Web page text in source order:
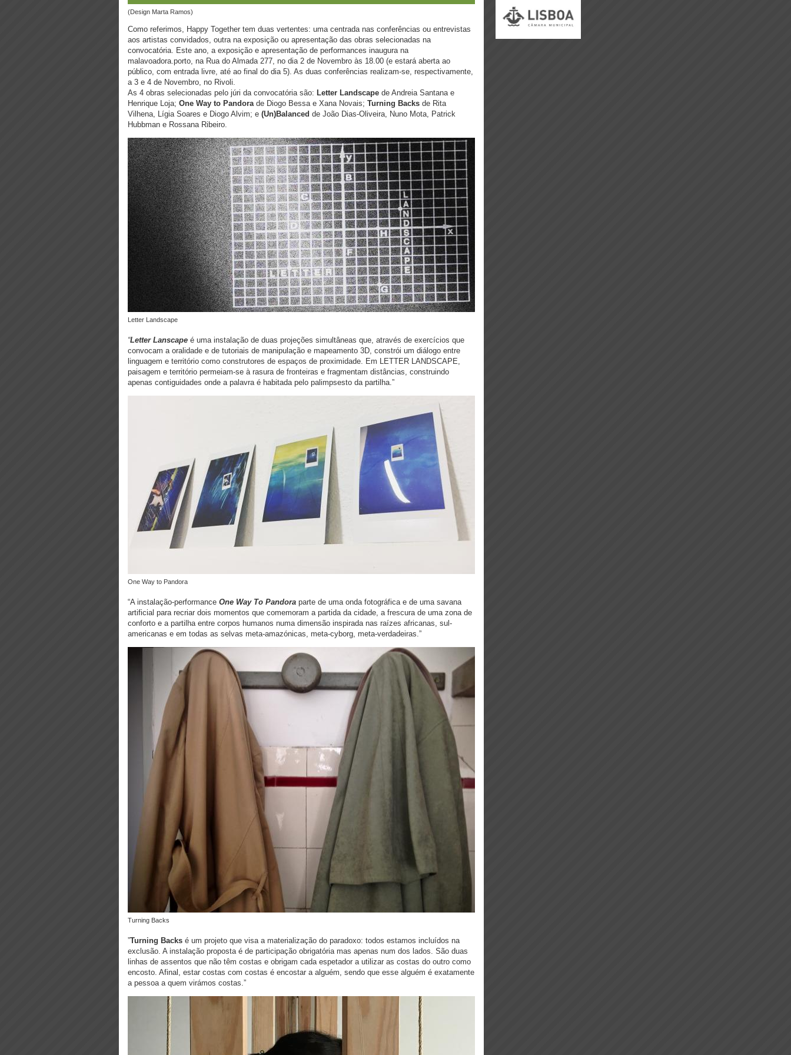
(design Marta Ramos)
Como referimos, Happy Together tem duas vertentes: uma centrada nas conferências ou entrevistas
aos artistas convidados, outra na exposição ou apresentação das obras selecionadas na
convocatória. Este ano, a exposição e apresentação de performances inaugura na
malavoadora.porto, na Rua do Almada 277, no dia 2 de Novembro às 18.00 (e estará aberta ao
público, com entrada livre, até ao final do dia 5). As duas conferências realizam-se, respectivamente,
a 3 e 4 de Novembro, no Rivoli.
As 4 obras selecionadas pelo júri da convocatória são: Letter Landscape de Andreia Santana e
Henrique Loja; One Way to Pandora de Diogo Bessa e Xana Novais; Turning Backs de Rita
Vilhena, Lígia Soares e Diogo Alvim; e (Un)Balanced de João Dias-Oliveira, Nuno Mota, Patrick
Hubbman e Rossana Ribeiro.
Letter Landscape
“Letter Lanscape é uma instalação de duas projeções simultâneas que, através de exercícios que
convocam a oralidade e de tutoriais de manipulação e mapeamento 3D, constrói um diálogo entre
linguagem e território como construtores de espaços de proximidade. Em LETTER LANDSCAPE,
paisagem e território permeiam-se à rasura de fronteiras e fragmentam distâncias, construindo
apenas contiguidades onde a palavra é habitada pelo palimpsesto da partilha.”
One Way to Pandora
“A instalação-performance One Way To Pandora parte de uma onda fotográfica e de uma savana
artificial para recriar dois momentos que comemoram a partida da cidade, a frescura de uma zona de
conforto e a partilha entre corpos humanos numa dimensão inspirada nas raízes africanas, sul-
americanas e em todas as selvas meta-amazónicas, meta-cyborg, meta-verdadeiras.”
Turning Backs
”Turning Backs é um projeto que visa a materialização do paradoxo: todos estamos incluídos na
exclusão. A instalação proposta é de participação obrigatória mas apenas num dos lados. São duas
linhas de assentos que não têm costas e obrigam cada espetador a utilizar as costas do outro como
encosto. Afinal, estar costas com costas é encostar a alguém, sendo que esse alguém é exatamente
a pessoa a quem virámos costas.”